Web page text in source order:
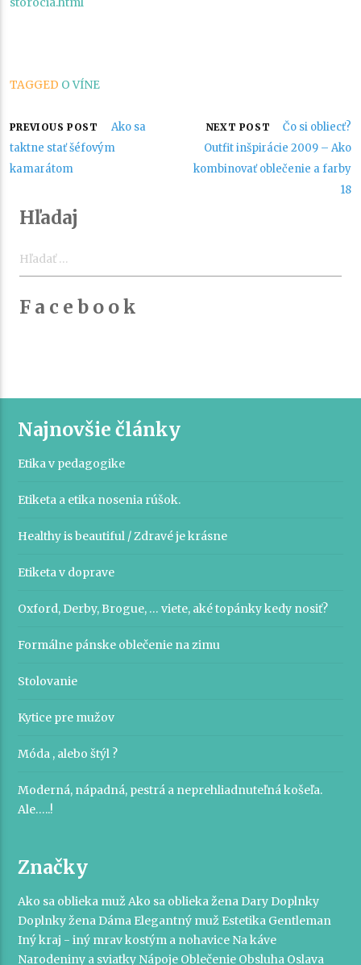
TAGGED O VÍNE
Navigácia
v
článku
PREVIOUS POST
Ako sa
taktne stať šéfovým
kamarátom
NEXT POST
Čo si obliecť?
Outfit inšpirácie 2009 – Ako
kombinovať oblečenie a farby
18
Hľadaj
F a c e b o o k
Najnovšie články
Etika v pedagogike
Etiketa a etika nosenia rúšok.
Healthy is beautiful / Zdravé je krásne
Etiketa v doprave
Oxford, Derby, Brogue, … viete, aké topánky kedy nosiť?
Formálne pánske oblečenie na zimu
Stolovanie
Kytice pre mužov
Móda , alebo štýl ?
Moderná, nápadná, pestrá a neprehliadnuteľná košeľa.
Ale…..!
Značky
Ako sa oblieka muž Ako sa oblieka ženaDaryDoplnky
Doplnky ženaDáma Elegantný muž Estetika Gentleman
Iný kraj - iný mravkostým a nohavice Na káve
Narodeniny a sviatky Nápoje Oblečenie Obsluha Oslava